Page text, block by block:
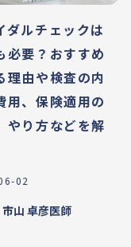
ダルチェックは
必要？おすすめ
理由や検査の内
用、保険適用の
やり方などを解
02
市山 卓彦医師